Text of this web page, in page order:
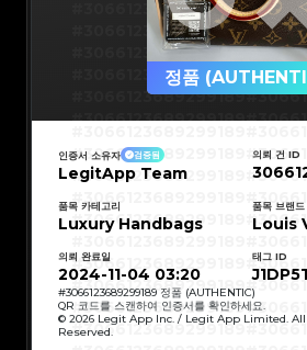
#3066123689299189
#3066123689299189
#3066123689299189
#3066123689299189
#3066123689299189
#3066123689299189
#3066123689299189
#3066123689299189
#3066123689299189
#3066123689299189
#3066123689299189
#3066123689299189
#3066123689299189
#3066123689299189
#3066123689299189
정품
#3066123689299189
#3066123689299189
#3066123689299189
#3066123689299189
#3066123689299189
#3066123689299189
#3066123689299189
#3066123689299189
인증서 소유자 검증됨
LegitApp Team
의뢰 건 ID
품목 카테고리
Luxury Handbags
품목 브랜드
Louis
의뢰 완료일
2024-11-04 03:20
태그 ID
#3066123689299189 정품 (AUTHENTIC)
QR 코드를 스캔하여 인증서를 확인하세요.
© 2026 Legit App Inc. / Legit App Limited.
Reserved.